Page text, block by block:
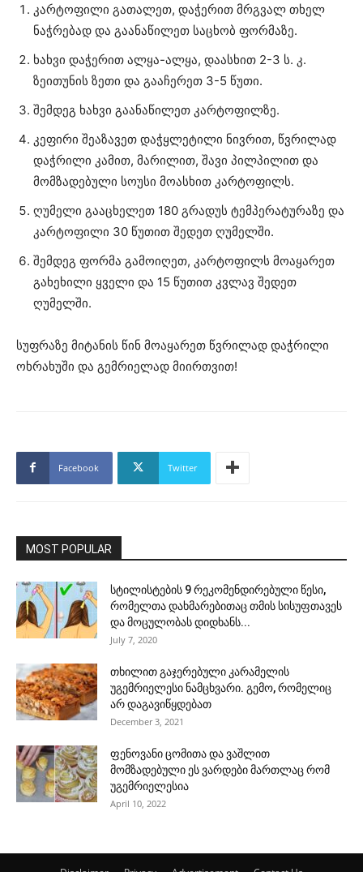
კარტოფილი გათალეთ, დაჭერით მრგვალ თხელ
ნაჭრებად და გაანაწილეთ საცხობ ფორმაზე.
ხახვი დაჭერით ალყა-ალყა, დაასხით 2-3 ს. კ.
ზეითუნის ზეთი და გააჩერეთ 3-5 წუთი.
შემდეგ ხახვი გაანაწილეთ კარტოფილზე.
კეფირი შეაზავეთ დაჭყლეტილი ნივრით, წვრილად
დაჭრილი კამით, მარილით, შავი პილპილით და
მომზადებული სოუსი მოასხით კარტოფილს.
ღუმელი გააცხელეთ 180 გრადუს ტემპერატურაზე და
კარტოფილი 30 წუთით შედეთ ღუმელში.
შემდეგ ფორმა გამოიღეთ, კარტოფილს მოაყარეთ
გახეხილი ყველი და 15 წუთით კვლავ შედეთ
ღუმელში.
სუფრაზე მიტანის წინ მოაყარეთ წვრილად დაჭრილი
ოხრახუში და გემრიელად მიირთვით!
Facebook Twitter
MOST POPULAR
სტილისტების 9 რეკომენდირებული წესი,
რომელთა დახმარებითაც თმის სისუფთავეს
და მოცულობას დიდხანს...
July 7, 2020
თხილით გაჯერებული კარამელის
უგემრიელესი ნამცხვარი. გემო, რომელიც
არ დაგავიწყდებათ
December 3, 2021
ფენოვანი ცომითა და ვაშლით
მომზადებული ეს ვარდები მართლაც რომ
უგემრიელესია
April 10, 2022